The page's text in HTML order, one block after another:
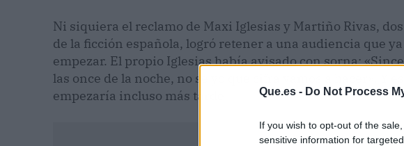
Que.es - Do Not Process
If you wish to opt-out of the
sensitive information for
Ni siquiera el reclamo de Maxi Iglesias y Martiño Rivas,
de la ficción española, logró retener a una audiencia que
empezar. El propio Iglesias había avisado con sorna:
las once de la noche, no sé yo qué cifra vamos a hacer». Y
empezaría incluso más tarde.